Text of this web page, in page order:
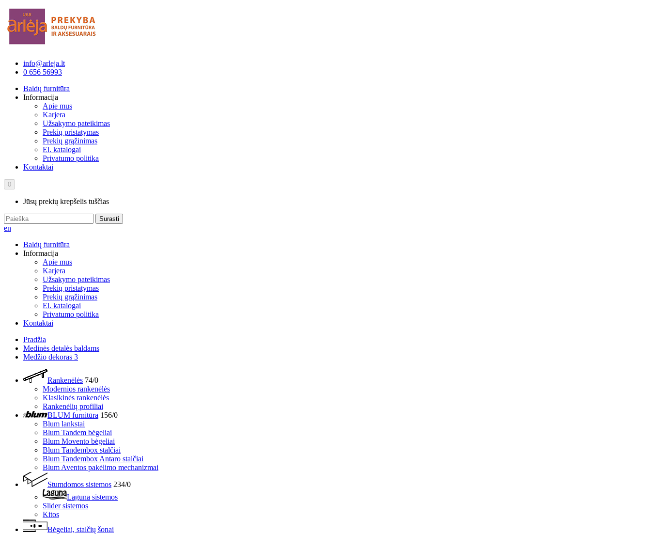
info@arleja.lt
0 656 56993
Baldų furnitūra
Informacija
Apie mus
Karjera
Užsakymo pateikimas
Prekių pristatymas
Prekių grąžinimas
El. katalogai
Privatumo politika
Kontaktai
0
Jūsų prekių krepšelis tuščias
Surasti
en
Baldų furnitūra
Informacija
Apie mus
Karjera
Užsakymo pateikimas
Prekių pristatymas
Prekių grąžinimas
El. katalogai
Privatumo politika
Kontaktai
Pradžia
Medinės detalės baldams
Medžio dekoras 3
Rankenėlės 74/0
Modernios rankenėlės
Klasikinės rankenėlės
Rankenėlių profiliai
BLUM furnitūra 156/0
Blum lankstai
Blum Tandem bėgeliai
Blum Movento bėgeliai
Blum Tandembox stalčiai
Blum Tandembox Antaro stalčiai
Blum Aventos pakėlimo mechanizmai
Stumdomos sistemos 234/0
Laguna sistemos
Slider sistemos
Kitos
Bėgeliai, stalčių šonai